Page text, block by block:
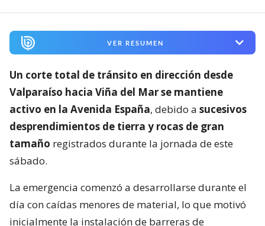
VER RESUMEN
Un corte total de tránsito en dirección desde
Valparaíso hacia Viña del Mar se mantiene
activo en la Avenida España, debido a sucesivos
desprendimientos de tierra y rocas de gran
tamaño registrados durante la jornada de este
sábado.
La emergencia comenzó a desarrollarse durante el
día con caídas menores de material, lo que motivó
inicialmente la instalación de barreras de